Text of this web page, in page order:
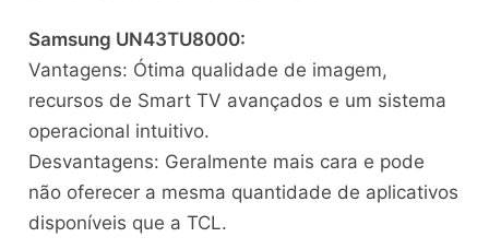
Samsung UN43TU8000:
Vantagens: Ótima qualidade de imagem,
recursos de Smart TV avançados e um sistema
operacional intuitivo.
Desvantagens: Geralmente mais cara e pode
não oferecer a mesma quantidade de aplicativos
disponíveis que a TCL.